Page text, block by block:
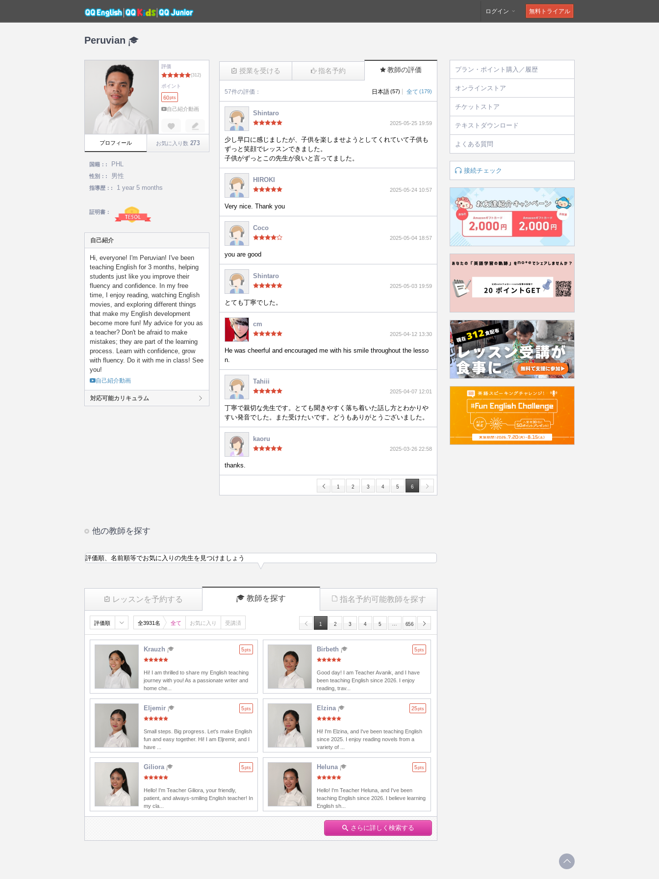
ログイン 無料トライアル
Peruvian
評価
(312)
ポイント
60pts
自己紹介動画
プロフィール お気に入り数 273
国籍：: PHL
性別：: 男性
指導歴：: 1 year 5 months
証明書：
自己紹介
Hi, everyone! I'm Peruvian! I've been
teaching English for 3 months, helping
students just like you improve their
fluency and confidence. In my free
time, I enjoy reading, watching English
movies, and exploring different things
that make my English development
become more fun! My advice for you as
a teacher? Don't be afraid to make
mistakes; they are part of the learning
process. Learn with confidence, grow
with fluency. Do it with me in class! See
you!
自己紹介動画
対応可能カリキュラム
授業を受ける 指名予約 教師の評価
57件の評価： 日本語(57) | 全て (179)
Shintaro
2025-05-25 19:59
少し早口に感じましたが、子供を楽しませようとしてくれていて子供も
ずっと笑顔でレッスンできました。
子供がずっとこの先生が良いと言ってました。
HIROKI
2025-05-24 10:57
Very nice. Thank you
Coco
2025-05-04 18:57
you are good
Shintaro
2025-05-03 19:59
とても丁寧でした。
cm
2025-04-12 13:30
He was cheerful and encouraged me with his smile throughout the lesso
n.
Tahiii
2025-04-07 12:01
丁寧で親切な先生です。とても聞きやすく落ち着いた話し方とわかりや
すい発音でした。また受けたいです。どうもありがとうございました。
kaoru
2025-03-26 22:58
thanks.
1 2 3 4 5 6
他の教師を探す
レッスンを予約する 教師を探す 指名予約可能教師を探す
評価順、名前順等でお気に入りの先生を見つけましょう
評価順 全3931名 全て お気に入り 受講済 1 2 3 4 5 656
Krauzh 5pts
Hi! I am thrilled to share my English teaching
journey with you! As a passionate writer and
home che...
Birbeth 5pts
Good day! I am Teacher Avanik, and I have
been teaching English since 2026. I enjoy
reading, trav...
Eljemir 5pts
Small steps. Big progress. Let's make English
fun and easy together. Hi! I am Eljremir, and I
have ...
Elzina 25pts
Hi! I'm Elzina, and I've been teaching English
since 2025. I enjoy reading novels from a
variety of ...
Giliora 5pts
Hello! I'm Teacher Giliora, your friendly,
patient, and always-smiling English teacher! In
my cla...
Heluna 5pts
Hello! I'm Teacher Heluna, and I've been
teaching English since 2026. I believe learning
English sh...
さらに詳しく検索する
プラン・ポイント購入／履歴
オンラインストア
チケットストア
テキストダウンロード
よくある質問
接続チェック